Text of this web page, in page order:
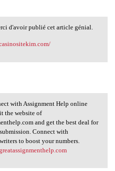
d'avoir publié
d'avoir publié cet article génial.
with
with Assignment Help online
the website of
and get the best deal for
Connect with
to boost your numbers.